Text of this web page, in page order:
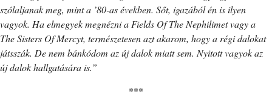
szólaljanak meg, mint a ’80-as években. Sőt, igazából én is ilyen
vagyok. Ha elmegyek megnézni a Fields Of The Nephilimet vagy a
The Sisters Of Mercyt, természetesen azt akarom, hogy a régi dalokat
játsszák. De nem bánkódom az új dalok miatt sem. Nyitott vagyok az
új dalok hallgatására is.”
***